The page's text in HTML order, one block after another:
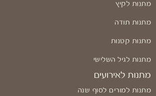
מתנות לקיץ
מתנות תודה
מתנות קטנות
מתנות לגיל השלישי
מתנות לאירועים
מתנות למורים לסוף שנה